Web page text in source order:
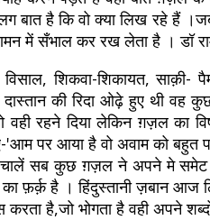
बात है कि वो क्या लिख रहे हैं
सँभाल कर रख लेता है । डॉ राम
शिकवा-शिकायत, साक़ी-
की रिदा ओढ़े हुए थी वह
रहने दिया लेकिन ग़ज़ल का
पर आया है वो अवाम को
चालें सब कुछ ग़ज़ल ने अपने मे
फ़र्क़ है । हिंदुस्तानी ज़बान
है,जो भोगता है वही अपने